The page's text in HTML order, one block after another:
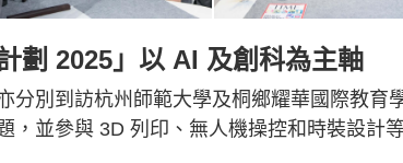
計劃 2025」以 AI 及創科為主軸
分別到訪杭州師範大學及桐鄉耀華國際教育
，並參與 3D 列印、無人機操控和時裝設計